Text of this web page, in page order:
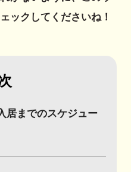
ックしてくださいね！
居までのスケジュー